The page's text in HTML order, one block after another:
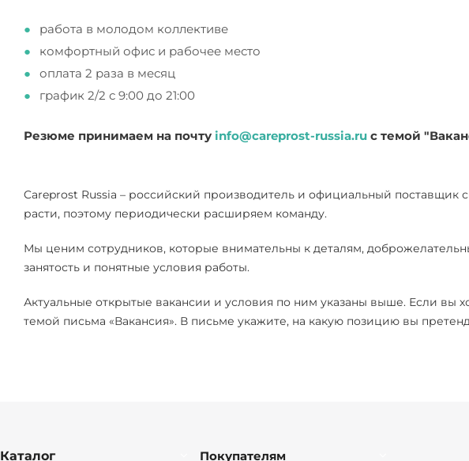
работа в молодом коллективе
комфортный офис и рабочее место
оплата 2 раза в месяц
график 2/2 с 9:00 до 21:00
Резюме принимаем на почту info@careprost-russia.ru c темой
Careprost Russia – российский производитель и официальный
расти, поэтому периодически расширяем команду.
Мы ценим сотрудников, которые внимательны к деталям,
занятость и понятные условия работы.
Актуальные открытые вакансии и условия по ним указаны выше. Если вы
темой письма «Вакансия». В письме укажите, на какую позицию вы
Каталог Покупателям